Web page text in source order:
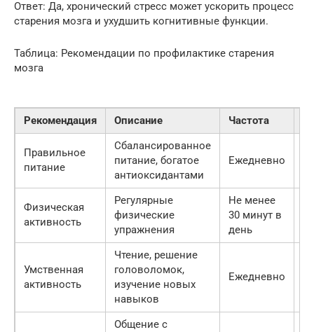
Ответ: Да, хронический стресс может ускорить процесс
старения мозга и ухудшить когнитивные функции.
Таблица: Рекомендации по профилактике старения
мозга
Рекомендация Описание Частота
Правильное
питание
Сбалансированное
питание, богатое
антиоксидантами
Ежедневно
Физическая
активность
Регулярные
физические
упражнения
Не менее
30 минут в
день
Умственная
активность
Чтение, решение
головоломок,
изучение новых
навыков
Ежедневно
Общение с